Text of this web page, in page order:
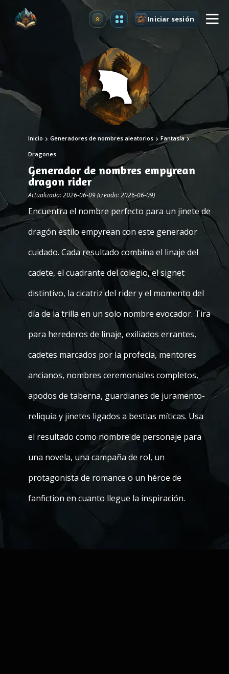
Mejorar Iniciar sesión
Inicio Generadores de nombres aleatorios Fantasía
Dragones
Generador de nombres empyrean
dragon rider
Actualizado: 2026-06-09 (creado: 2026-06-09)
Encuentra el nombre perfecto para un jinete de
dragón estilo empyrean con este generador
cuidado. Cada resultado combina el linaje del
cadete, el cuadrante del colegio, el signet
distintivo, la cicatriz del rider y el momento del
día de la trilla en un solo nombre evocador. Tira
para herederos de linaje, exiliados errantes,
cadetes marcados por la profecía, mentores
ancianos, nombres ceremoniales completos,
apodos de taberna, guardianes de juramento-
reliquia y jinetes ligados a bestias míticas. Usa
el resultado como nombre de personaje para
una novela, una campaña de rol, un
protagonista de romance o un héroe de
fanfiction en cuanto llegue la inspiración.